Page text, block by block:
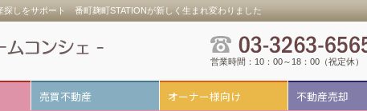
しをサポート 番町麹町STATIONが新しく生まれ変わりました
営業時間：10：00～18：00（祝定休）
売買不動産 オーナー様向け 不動産売却